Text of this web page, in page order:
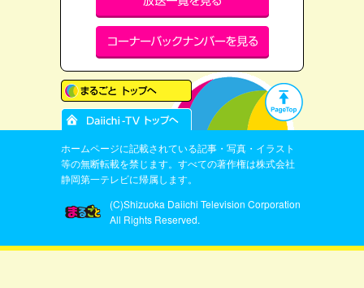
ホームページに記載されている記事・写真・イラスト
等の無断転載を禁じます。すべての著作権は株式会社
静岡第一テレビに帰属します。
(C)Shizuoka Daiichi Television Corporation
All Rights Reserved.